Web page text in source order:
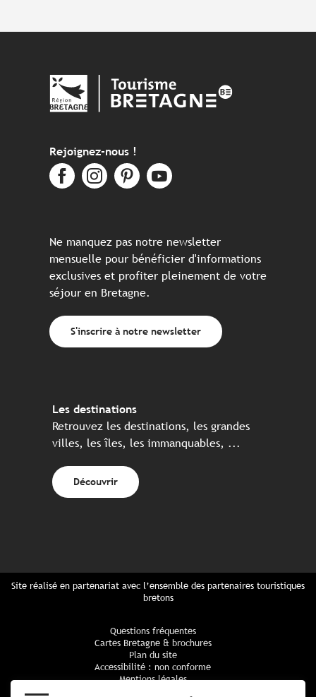
Rejoignez-nous !
Ne manquez pas notre newsletter
mensuelle pour bénéficier d'informations
exclusives et profiter pleinement de votre
séjour en Bretagne.
S'inscrire à notre newsletter
Les destinations
Retrouvez les destinations, les grandes
villes, les îles, les immanquables, ...
Découvrir
Site réalisé en partenariat avec l’ensemble des partenaires touristiques
bretons
Questions fréquentes
Cartes Bretagne & brochures
Plan du site
Accessibilité : non conforme
Mentions légales